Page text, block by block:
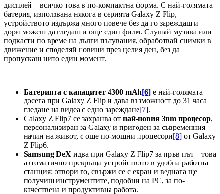
дисплей – всичко това в по-компактна форма. С най-голямата
батерия, използвана някога в серията Galaxy Z Flip,
устройството издържа много повече без да го зареждаш и
дори можеш да гледаш и още един филм. Слушай музика или
подкасти по време на дълги пътувания, обработвай снимки в
движение и споделяй новини през целия ден, без да
пропускаш нито един момент.
Батерията с капацитет 4300 mAh[6] е най-голямата
досега при Galaxy Z Flip и дава възможност до 31 часа
гледане на видеа с едно зареждане[7].
Galaxy Z Flip7 се захранва от най-новия 3nm процесор,
персонализиран за Galaxy и пригоден за съвременния
начин на живот, с още по-мощни процесори[8] от Galaxy
Z Flip6.
Samsung DeX идва при Galaxy Z Flip7 за пръв път – това
автоматично превръща устройството в удобна работна
станция: отвори го, свържи се с екран и веднага ще
получиш инструментите, подобни на PC, за по-
качествена и продуктивна работа.